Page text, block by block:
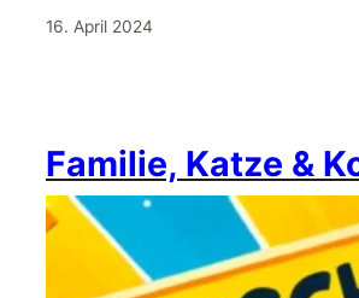
16. April 2024
Familie, Katze &